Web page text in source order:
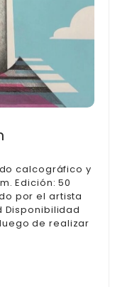
calcográfico y
Edición: 50
por el artista
de realizar